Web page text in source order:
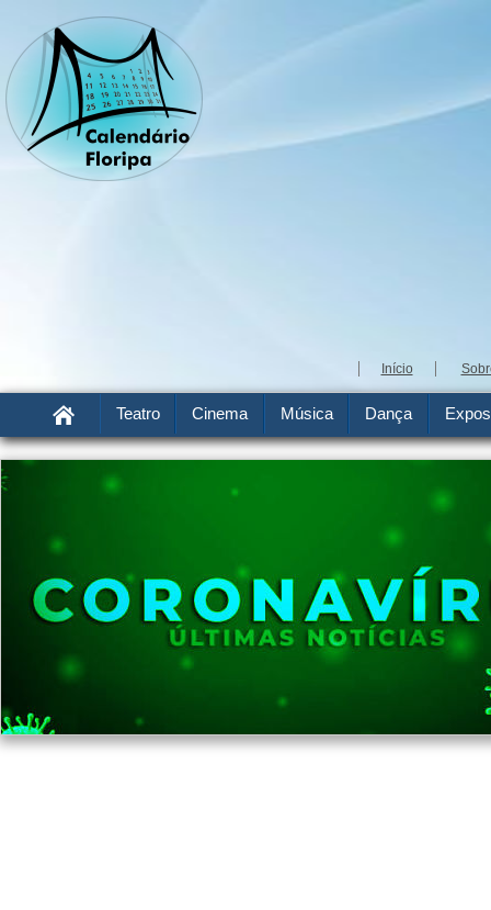
Início
Teatro Cinema Música Dança